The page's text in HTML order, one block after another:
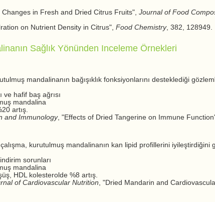
in Fresh and Dried Citrus Fruits", Journal of Food
on Nutrient Density in Citrus", Food Chemistry, 382, 128949.
Sağlık Yönünden Inceleme Örnekleri
mandalinanın bağışıklık fonksiyonlarını desteklediği
ve hafif baş ağrısı
mandalina
artış.
and Immunology, "Effects of Dried Tangerine on Immune
kurutulmuş mandalinanın kan lipid profillerini iyileştirdiğini
sorunları
mandalina
HDL kolesterolde %8 artış.
of Cardiovascular Nutrition , "Dried Mandarin and